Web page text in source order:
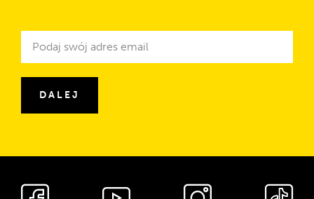
Newsletter
DALEJ
Media